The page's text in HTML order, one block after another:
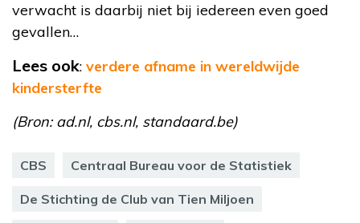
verwacht is daarbij niet bij iedereen even goed
gevallen…
Lees ook: verdere afname in wereldwijde
kindersterfte
(Bron: ad.nl, cbs.nl, standaard.be)
CBS Centraal Bureau voor de Statistiek
De Stichting de Club van Tien Miljoen